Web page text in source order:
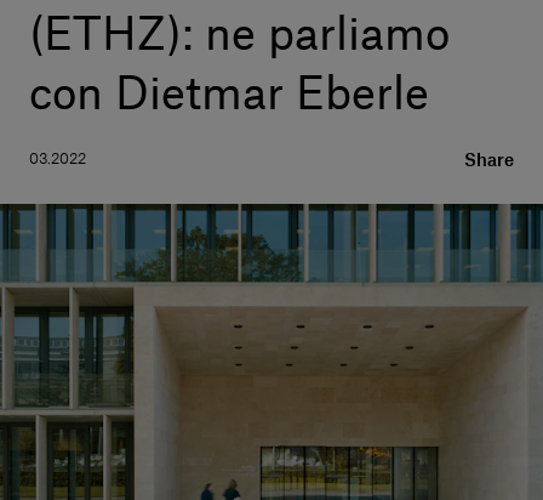
Shop the Look
Storie di Design
Chi siamo
Servizi al cliente
Accedi
Italiano
(ETHZ): ne parliamo
con Dietmar Eberle
03.2022 Share